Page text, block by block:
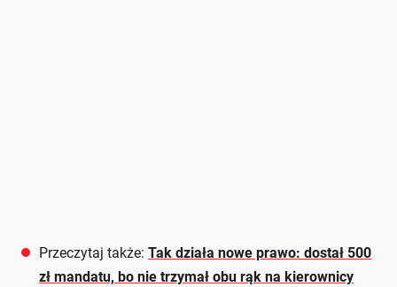
Przeczytaj także: Tak działa nowe prawo: dostał 500
zł mandatu, bo nie trzymał obu rąk na kierownicy